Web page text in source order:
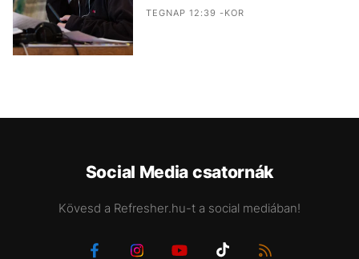
TEGNAP 12:39 -KOR
Social Media csatornák
Kövesd a Refresher.hu-t a social mediában!